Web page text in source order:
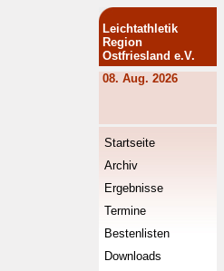
Leichtathletik
Region
Ostfriesland e.V.
08. Aug. 2026
Startseite
Archiv
Ergebnisse
Termine
Bestenlisten
Downloads